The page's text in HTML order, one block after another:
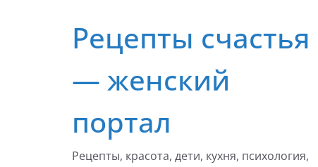
содержимомуРецепты счастья
— женский
портал
Рецепты, красота, дети, кухня, психология,